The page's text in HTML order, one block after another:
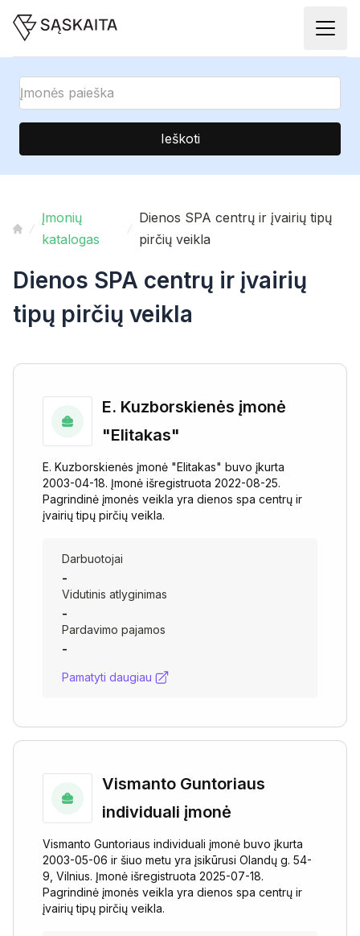
Ieškoti
Įmonių
katalogas
Dienos SPA centrų ir įvairių tipų
pirčių veikla
Dienos SPA centrų ir įvairių
tipų pirčių veikla
E. Kuzborskienės įmonė
"Elitakas"
E. Kuzborskienės įmonė "Elitakas" buvo įkurta
2003-04-18. Įmonė išregistruota 2022-08-25.
Pagrindinė įmonės veikla yra dienos spa centrų ir
įvairių tipų pirčių veikla.
Darbuotojai
-
Vidutinis atlyginimas
-
Pardavimo pajamos
-
Pamatyti daugiau
Vismanto Guntoriaus
individuali įmonė
Vismanto Guntoriaus individuali įmonė buvo įkurta
2003-05-06 ir šiuo metu yra įsikūrusi Olandų g. 54-
9, Vilnius. Įmonė išregistruota 2025-07-18.
Pagrindinė įmonės veikla yra dienos spa centrų ir
įvairių tipų pirčių veikla.